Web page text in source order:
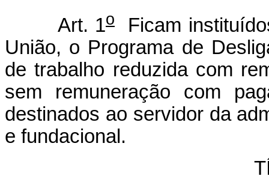
Art. 1o
Ficam
União, o Programa de
de trabalho reduzida com
sem remuneração com
destinados ao servidor da
e fundacional.